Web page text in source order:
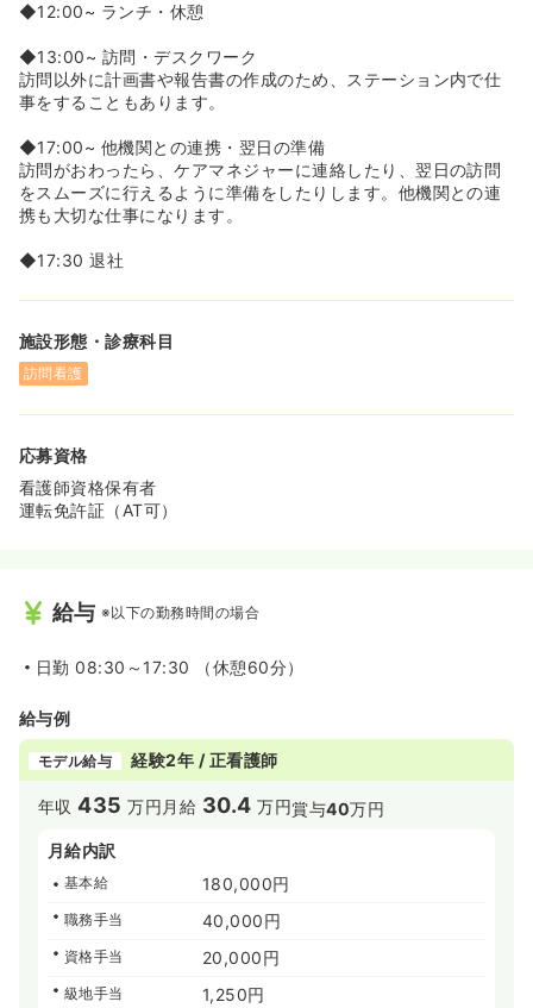
◆12:00~ ランチ・休憩
◆13:00~ 訪問・デスクワーク
訪問以外に計画書や報告書の作成のため、ステーション内で仕
事をすることもあります。
◆17:00~ 他機関との連携・翌日の準備
訪問がおわったら、ケアマネジャーに連絡したり、翌日の訪問
をスムーズに行えるように準備をしたりします。他機関との連
携も大切な仕事になります。
◆17:30 退社
施設形態・診療科目
訪問看護
応募資格
看護師資格保有者
運転免許証（AT可）
給与 ※以下の勤務時間の場合
日勤 08:30～17:30 （休憩60分）
給与例
モデル給与 経験2年 / 正看護師
年収435 万円 月給 30.4 万円賞与40万円
月給内訳
基本給 180,000円
職務手当 40,000円
資格手当 20,000円
級地手当 1,250円